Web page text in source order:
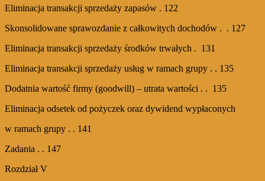
Eliminacja transakcji sprzedaży zapasów . 122
Skonsolidowane sprawozdanie z całkowitych dochodów . . 127
Eliminacja transakcji sprzedaży środków trwałych . 131
Eliminacja transakcji sprzedaży usług w ramach grupy . . 135
Dodatnia wartość firmy (goodwill) – utrata wartości . . 135
Eliminacja odsetek od pożyczek oraz dywidend wypłaconych
w ramach grupy . . 141
Zadania . . 147
Rozdział V